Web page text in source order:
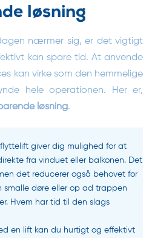
løsning
nærmer sig, er det vigtigt
kan spare tid. At anvende
kan virke som den hemmelige
hele operationen. Her er,
løsning.
flyttelift giver dig mulighed for at
fra vinduet eller balkonen. Det
det reducerer også behovet for
smalle døre eller op ad trappen
Hvem har tid til den slags
en lift kan du hurtigt og effektivt